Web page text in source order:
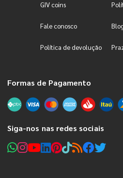
GIV coins
Fale conosco
Política de devolução
Formas de Pagamento
Siga-nos nas redes sociais